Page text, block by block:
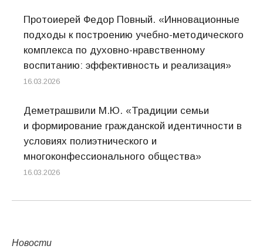
Протоиерей Федор Повный. «Инновационные
подходы к построению учебно-методического
комплекса по духовно-нравственному
воспитанию: эффективность и реализация»
16.03.2026
Деметрашвили М.Ю. «Традиции семьи
и формирование гражданской идентичности в
условиях полиэтнического и
многоконфессионального общества»
16.03.2026
Новости